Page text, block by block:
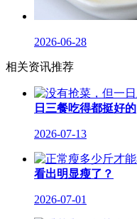
2026-06-28
相关资讯推荐
日三餐吃得都挺好的
2026-07-13
看出明显瘦了？
2026-07-01